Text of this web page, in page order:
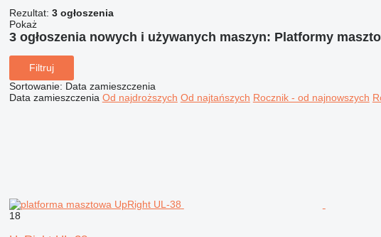
Rezultat: 3 ogłoszenia
Pokaż
3 ogłoszenia nowych i używanych maszyn: Platformy
Filtruj
Sortowanie: Data zamieszczenia
Data zamieszczenia Od najdroższych Od najtańszych Rocznik - od najnowszych
18